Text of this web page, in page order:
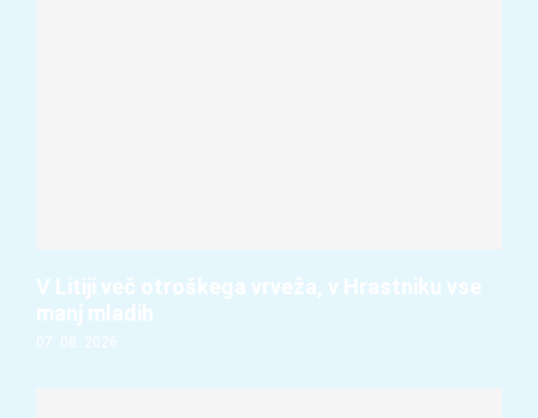
V Litiji več otroškega vrveža, v Hrastniku vse
manj mladih
07. 08. 2026